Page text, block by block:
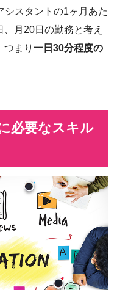
シスタントの1ヶ月あた
、月20日の勤務と考え
つまり 一日30分程度の
必要なスキル